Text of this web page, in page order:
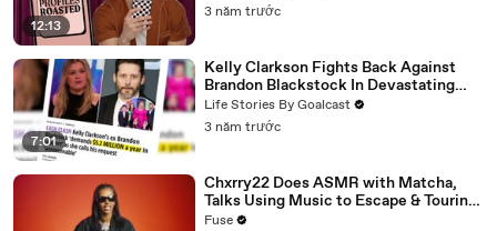
12:13
3 năm trước
7:01
Kelly Clarkson Fights Back Against
Brandon Blackstock In Devastating
Divorce Battle
Life Stories By Goalcast
3 năm trước
Chxrry22 Does ASMR with Matcha,
Talks Using Music to Escape & Touring
with The Weeknd
Fuse